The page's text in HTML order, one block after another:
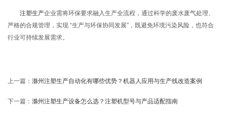
注塑生产企业需将环保要求融入生产全流程，通过科学的废水废气处理、
严格的合规管理，实现 “生产与环保协同发展”，既避免环境污染风险，也符合
行业可持续发展需求。
上一篇： 滁州注塑生产自动化有哪些优势？机器人应用与生产线改造案例
下一篇： 滁州注塑生产设备怎么选？注塑机型号与产品适配指南